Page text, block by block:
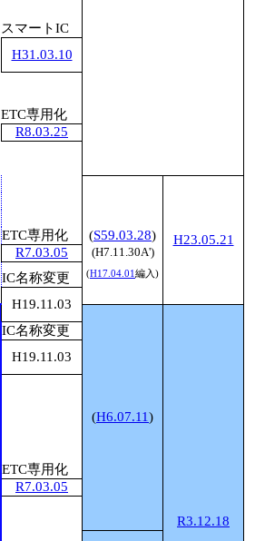
スマートIC
H31.03.10
ETC専用化
R8.03.25
H23.05.21
ETC専用化 (S59.03.28)
R7.03.05 (H7.11.30A')
IC名称変更 (H17.04.01 編入)
H19.11.03
(H6.07.11)
R3.12.18
IC名称変更
H19.11.03
ETC専用化
R7.03.05